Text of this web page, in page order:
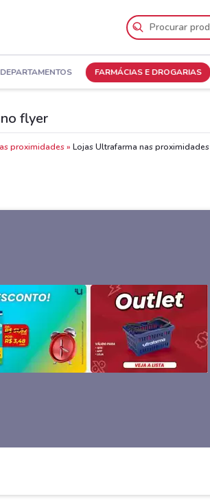
FARMÁCIAS E DROGARIAS
flyer
proximidades Lojas Ultrafarma nas proximidades